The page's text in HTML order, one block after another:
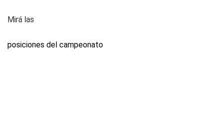
Mirá las
posiciones del campeonato